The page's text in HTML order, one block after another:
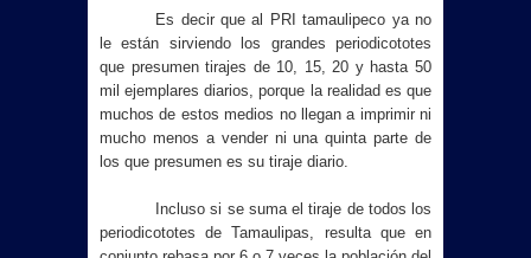
Es decir que al PRI tamaulipeco ya no
le están sirviendo los grandes periodicototes
que presumen tirajes de 10, 15, 20 y hasta 50
mil ejemplares diarios, porque la realidad es que
muchos de estos medios no llegan a imprimir ni
mucho menos a vender ni una quinta parte de
los que presumen es su tiraje diario.
Incluso si se suma el tiraje de todos los
periodicototes de Tamaulipas, resulta que en